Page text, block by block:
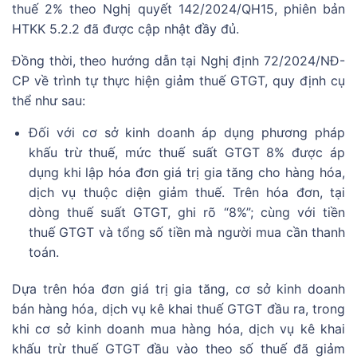
thuế 2% theo Nghị quyết 142/2024/QH15, phiên bản
HTKK 5.2.2 đã được cập nhật đầy đủ.
Đồng thời, theo hướng dẫn tại Nghị định 72/2024/NĐ-
CP về trình tự thực hiện giảm thuế GTGT, quy định cụ
thể như sau:
Đối với cơ sở kinh doanh áp dụng phương pháp
khấu trừ thuế, mức thuế suất GTGT 8% được áp
dụng khi lập hóa đơn giá trị gia tăng cho hàng hóa,
dịch vụ thuộc diện giảm thuế. Trên hóa đơn, tại
dòng thuế suất GTGT, ghi rõ “8%”; cùng với tiền
thuế GTGT và tổng số tiền mà người mua cần thanh
toán.
Dựa trên hóa đơn giá trị gia tăng, cơ sở kinh doanh
bán hàng hóa, dịch vụ kê khai thuế GTGT đầu ra, trong
khi cơ sở kinh doanh mua hàng hóa, dịch vụ kê khai
khấu trừ thuế GTGT đầu vào theo số thuế đã giảm